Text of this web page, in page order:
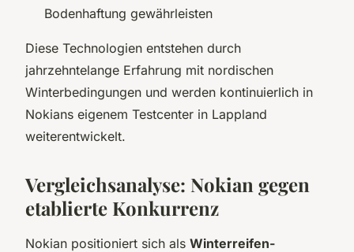
Bodenhaftung gewährleisten
Diese Technologien entstehen durch
jahrzehntelange Erfahrung mit nordischen
Winterbedingungen und werden kontinuierlich in
Nokians eigenem Testcenter in Lappland
weiterentwickelt.
Vergleichsanalyse: Nokian gegen
etablierte Konkurrenz
Nokian positioniert sich als Winterreifen-